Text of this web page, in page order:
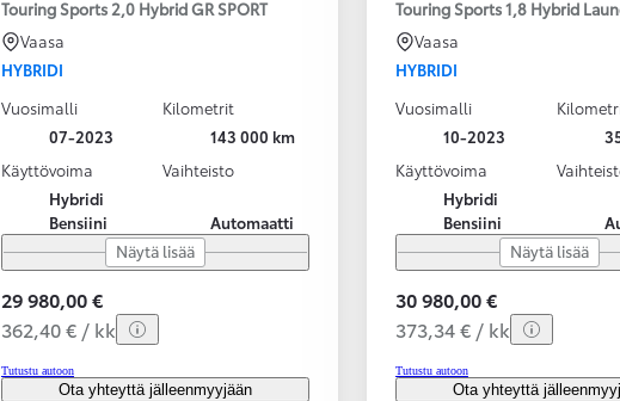
Touring Sports 2,0 Hybrid GR SPORT
Vaasa
HYBRIDI
Vuosimalli
07-2023
Kilometrit
143 000 km
Käyttövoima
Hybridi
Bensiini
Vaihteisto
Automaatti
Näytä lisää
29 980,00 €
362,40 € / kk
Tutustu autoon
Ota yhteyttä jälleenmyyjään
Touring Sports 1,8 Hybrid
Vaasa
HYBRIDI
Vuosimalli
10-2023
Käyttövoima
Hybridi
Bensiini
Näytä lisää
30 980,00 €
373,34 € / kk
Tutustu autoon
Ota yhteyttä